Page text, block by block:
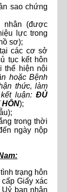
sao chứng
nhân (được
lực trong
sơ);
các cơ sở
tục kết hôn
thể hiện nội
hoặc Bệnh
thức, làm
luận: ĐỦ
);
trong thời
ngày nộp
trạng hôn
Giấy xác
ban nhân